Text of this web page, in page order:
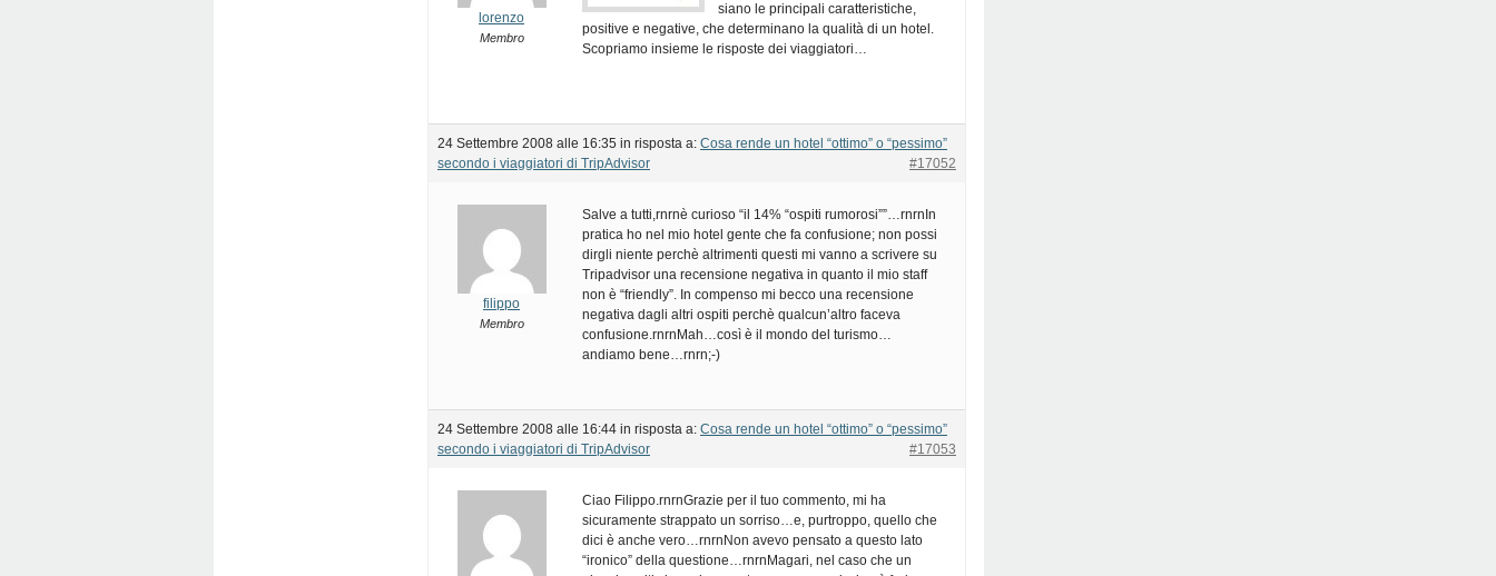
lorenzo
Membro
siano le principali caratteristiche,
positive e negative, che determinano la qualità di un hotel.
Scopriamo insieme le risposte dei viaggiatori…
24 Settembre 2008 alle 16:35 in risposta a: Cosa rende un hotel “ottimo” o “pessimo”
secondo i viaggiatori di TripAdvisor
#17052
filippo
Membro
Salve a tutti,rnrnè curioso “il 14% “ospiti rumorosi””…rnrnIn
pratica ho nel mio hotel gente che fa confusione; non possi
dirgli niente perchè altrimenti questi mi vanno a scrivere su
Tripadvisor una recensione negativa in quanto il mio staff
non è “friendly”. In compenso mi becco una recensione
negativa dagli altri ospiti perchè qualcun’altro faceva
confusione.rnrnMah…così è il mondo del turismo…
andiamo bene…rnrn;-)
24 Settembre 2008 alle 16:44 in risposta a: Cosa rende un hotel “ottimo” o “pessimo”
secondo i viaggiatori di TripAdvisor
#17053
Ciao Filippo.rnrnGrazie per il tuo commento, mi ha
sicuramente strappato un sorriso…e, purtroppo, quello che
dici è anche vero…rnrnNon avevo pensato a questo lato
“ironico” della questione…rnrnMagari, nel caso che un